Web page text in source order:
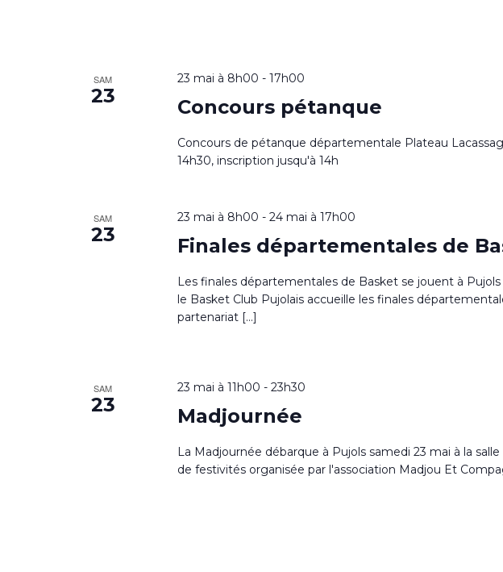
SAM
23
23 mai à 8h00 - 17h00
Concours pétanque
Concours de pétanque départementale Plateau
14h30, inscription jusqu'à 14h
SAM
23
23 mai à 8h00 - 24 mai à 17h00
Finales départementales de
Les finales départementales de Basket se jouent à
le Basket Club Pujolais accueille les finales
partenariat […]
SAM
23
23 mai à 11h00 - 23h30
Madjournée
La Madjournée débarque à Pujols samedi 23 mai à la
de festivités organisée par l'association Madjou Et